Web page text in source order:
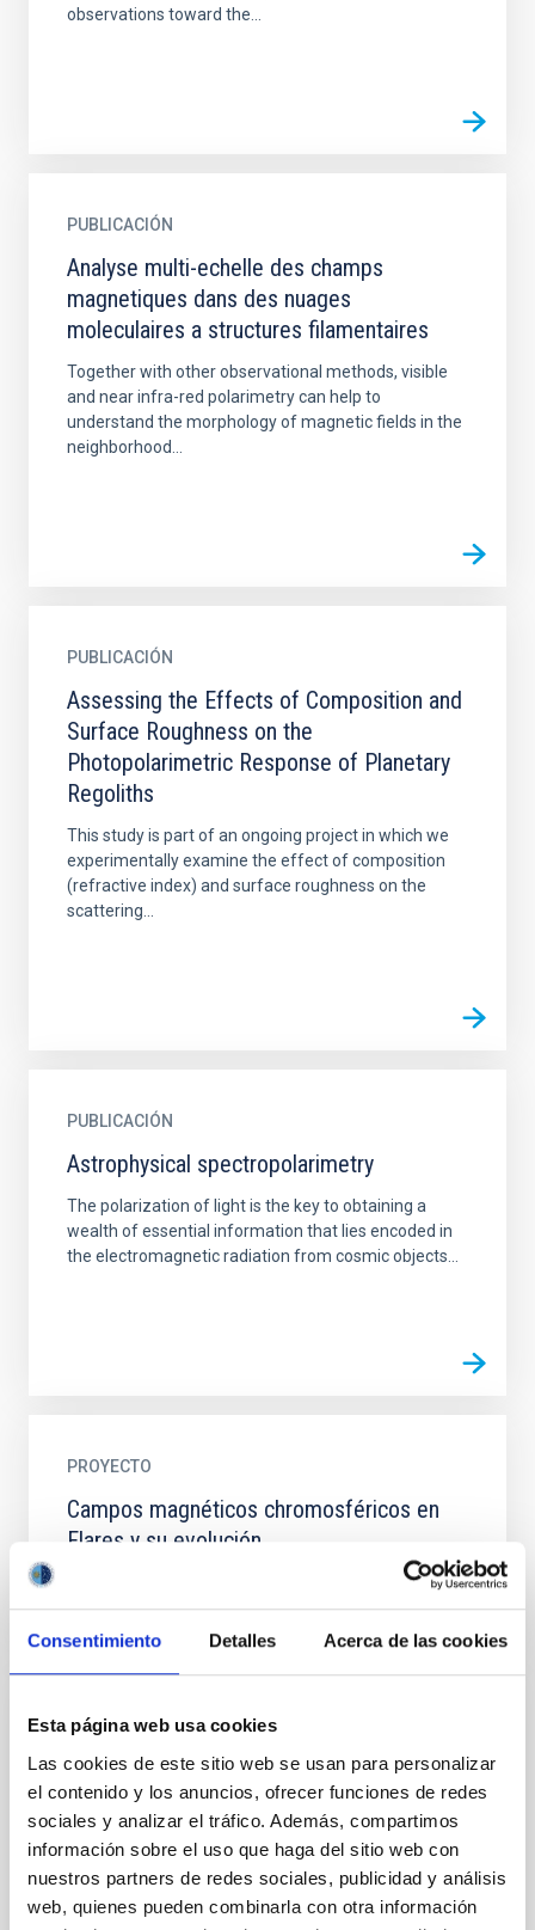
Consentimiento Detalles Acerca de las cookies
Esta página web usa cookies
Las cookies de este sitio web se usan para personalizar
el contenido y los anuncios, ofrecer funciones de redes
sociales y analizar el tráfico. Además, compartimos
información sobre el uso que haga del sitio web con
nuestros partners de redes sociales, publicidad y análisis
web, quienes pueden combinarla con otra información
observations toward the...
PUBLICACIÓN
Analyse multi-echelle des champs
magnetiques dans des nuages
moleculaires a structures filamentaires
Together with other observational methods, visible
and near infra-red polarimetry can help to
understand the morphology of magnetic fields in the
neighborhood...
PUBLICACIÓN
Assessing the Effects of Composition and
Surface Roughness on the
Photopolarimetric Response of Planetary
Regoliths
This study is part of an ongoing project in which we
experimentally examine the effect of composition
(refractive index) and surface roughness on the
scattering...
PUBLICACIÓN
Astrophysical spectropolarimetry
The polarization of light is the key to obtaining a
wealth of essential information that lies encoded in
the electromagnetic radiation from cosmic objects...
PROYECTO
Campos magnéticos chromosféricos en
Flares y su evolución
PUBLICACIÓN
CASPER: A mission to study the time-
dependent evolution of the magnetic solar
chromosphere and transition regions
Our knowledge about the solar chromosphere and
transition region (TR) has increased in the last